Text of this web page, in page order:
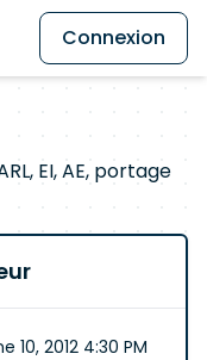
Connexion
EI, AE, portage
10, 2012 4:30 PM